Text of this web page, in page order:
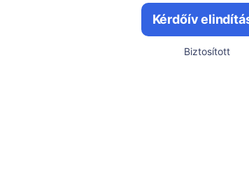
Kérdőív
Biztosított